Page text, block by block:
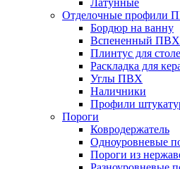
Латунные
Отделочные профили
Бордюр на ванну
Вспененный ПВХ
Плинтус для
Раскладка для
Углы ПВХ
Наличники
Профили
Пороги
Ковродержатель
Одноуровневые
Пороги из